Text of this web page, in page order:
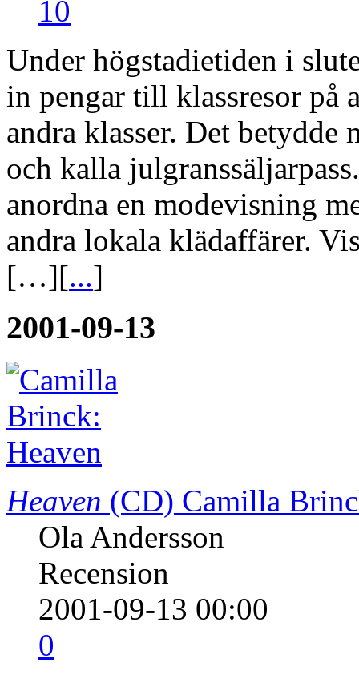
10
Under högstadietiden i
in pengar till klassresor på
andra klasser. Det
och kalla
anordna en modevisning
andra lokala klädaffärer.
[…][...]
2001-09-13
Heaven (CD) Camilla
Ola Andersson
Recension
2001-09-13 00:00
0